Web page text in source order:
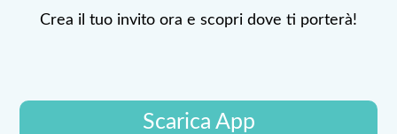
Crea il tuo invito ora e scopri dove ti porterà!
Scarica App